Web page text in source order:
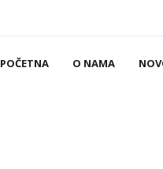
POČETNA O NAMA